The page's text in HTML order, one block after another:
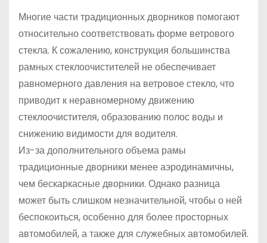
Многие части традиционных дворников помогают
относительно соответствовать форме ветрового
стекла. К сожалению, конструкция большинства
рамных стеклоочистителей не обеспечивает
равномерного давления на ветровое стекло, что
приводит к неравномерному движению
стеклоочистителя, образованию полос воды и
снижению видимости для водителя.
Из-за дополнительного объема рамы
традиционные дворники менее аэродинамичны,
чем бескаркасные дворники. Однако разница
может быть слишком незначительной, чтобы о ней
беспокоиться, особенно для более просторных
автомобилей, а также для служебных автомобилей.